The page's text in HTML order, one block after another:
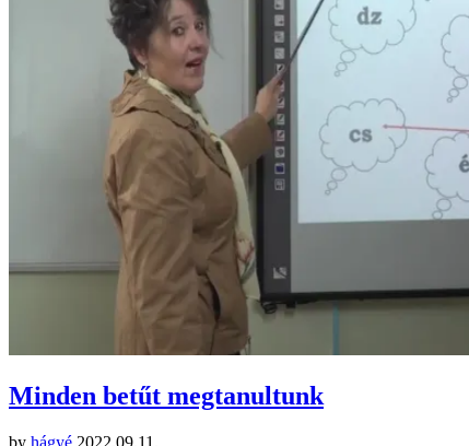
Minden betűt megtanultunk
by hágyé 2022.09.11.